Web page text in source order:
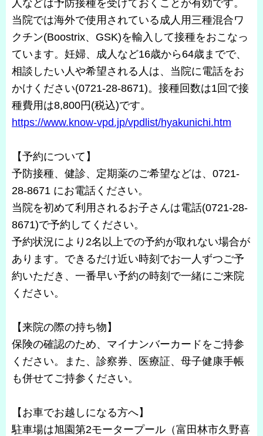
人などは予防接種を受けておくことが有効です。
当院では海外で使用されている成人用三種混合ワ
クチン(Boostrix、GSK)を輸入して接種をおこなっ
ています。妊婦、成人など16歳から64歳までで、
相談したい人や希望される人は、当院に電話をお
かけください(0721-28-8671)。接種回数は1回で接
種費用は8,800円(税込)です。
https://www.know-vpd.jp/vpdlist/hyakunichi.htm
【予約について】
予防接種、健診、定期薬のご希望などは、0721-
28-8671 にお電話ください。
当院を初めて利用されるお子さんは電話(0721-28-
8671)で予約してください。
予約状況により2名以上での予約が取れない場合が
あります。できるだけ近い時刻でお一人ずつご予
約いただき、一番早い予約の時刻で一緒にご来院
ください。
【来院の際の持ち物】
保険の確認のため、マイナンバーカードをご持参
ください。また、診察券、医療証、母子健康手帳
も併せてご持参ください。
【お車でお越しになる方へ】
駐車場は旭園第2モータープール（富田林市久野喜